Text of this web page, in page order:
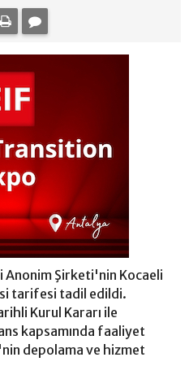
Şirketi'nin Kocaeli
tarifesi tadil edildi.
Kurul Kararı ile
kapsamında faaliyet
depolama ve hizmet